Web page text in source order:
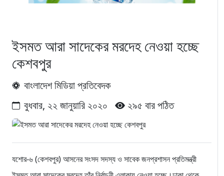
ইসমত আরা সাদেকের মরদেহ নেওয়া হচ্ছে
কেশবপুর
বাংলাদেশ মিডিয়া প্রতিবেদক
বুধবার, ২২ জানুয়ারি ২০২০
২৯৫ বার পঠিত
যশোর-৬ (কেশবপুর) আসনের সংসদ সদস্য ও সাবেক জনপ্রশাসন প্রতিমন্ত্রী